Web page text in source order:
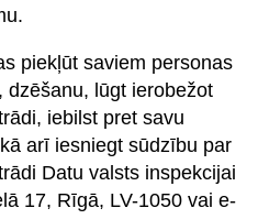
piekļūt saviem personas
dzēšanu, lūgt ierobežot
iebilst pret savu
arī iesniegt sūdzību par
Datu valsts inspekcijai
17, Rīgā, LV-1050 vai e-